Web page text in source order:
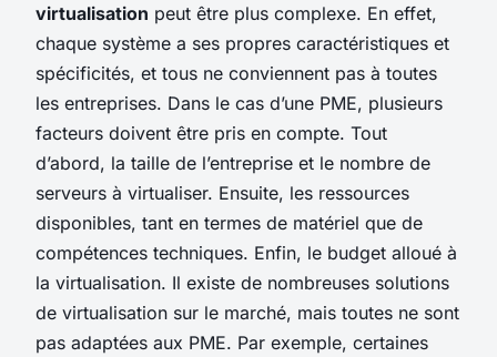
virtualisation peut être plus complexe. En effet,
chaque système a ses propres caractéristiques et
spécificités, et tous ne conviennent pas à toutes
les entreprises. Dans le cas d’une PME, plusieurs
facteurs doivent être pris en compte. Tout
d’abord, la taille de l’entreprise et le nombre de
serveurs à virtualiser. Ensuite, les ressources
disponibles, tant en termes de matériel que de
compétences techniques. Enfin, le budget alloué à
la virtualisation. Il existe de nombreuses solutions
de virtualisation sur le marché, mais toutes ne sont
pas adaptées aux PME. Par exemple, certaines